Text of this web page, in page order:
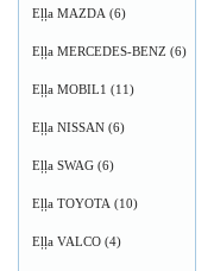
Eļļa MAZDA (6)
Eļļa MERCEDES-BENZ (6)
Eļļa MOBIL1 (11)
Eļļa NISSAN (6)
Eļļa SWAG (6)
Eļļa TOYOTA (10)
Eļļa VALCO (4)